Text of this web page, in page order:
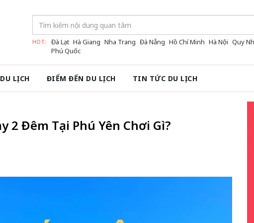
HOT: Đà Lạt Hà Giang Nha Trang Đà Nẵng Hồ Chí Minh Hà Nội Quy
Phú Quốc
LỊCH ĐIỂM ĐẾN DU LỊCH TIN TỨC DU LỊCH
2 Đêm Tại Phú Yên Chơi Gì?